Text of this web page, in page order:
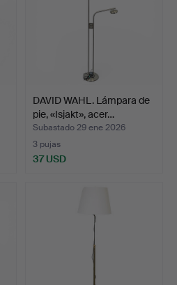
DAVID WAHL. Lámpara de
pie, «Isjakt», acer…
Subastado 29 ene 2026
3 pujas
37 USD